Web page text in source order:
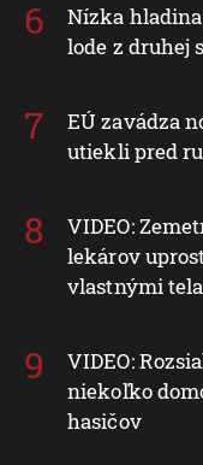
Nízka
lode z druhej
EÚ zavádza
utiekli pred
VIDEO:
lekárov
vlastnými
VIDEO:
niekoľko
hasičov